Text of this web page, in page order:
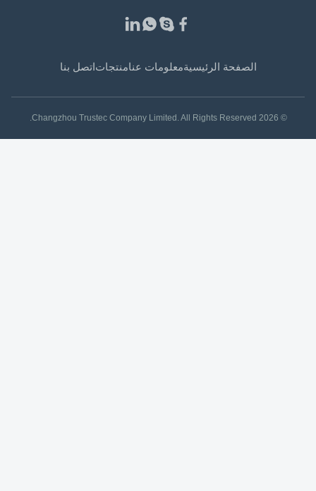
الصفحة الرئيسيةمعلومات عنامنتجاتاتصل بنا